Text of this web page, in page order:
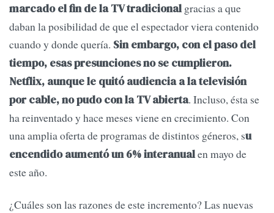
marcado el fin de la TV tradicionalgracias a que
daban la posibilidad de que el espectador viera contenido
cuando y donde quería. Sin embargo, con el paso del
tiempo, esas presunciones no se cumplieron.
Netflix, aunque le quitó audiencia a la televisión
por cable, no pudo con la TV abierta. Incluso, ésta se
ha reinventado y hace meses viene en crecimiento. Con
una amplia oferta de programas de distintos géneros, su
encendido aumentó un 6% interanualen mayo de
este año.
¿Cuáles son las razones de este incremento? Las nuevas